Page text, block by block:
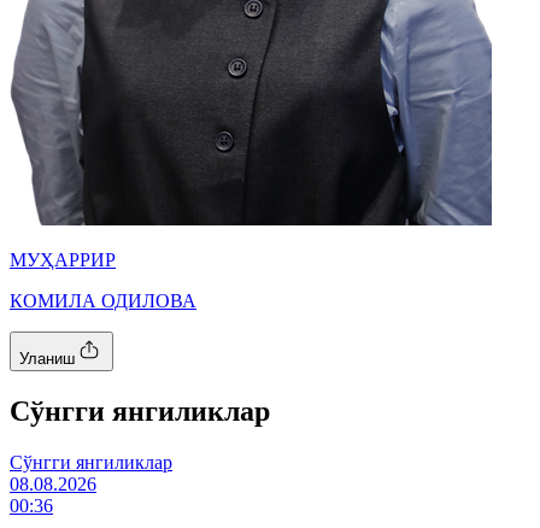
МУҲАРРИР
КОМИЛА ОДИЛОВА
Уланиш
Cўнгги янгиликлар
Cўнгги янгиликлар
08.08.2026
00:36